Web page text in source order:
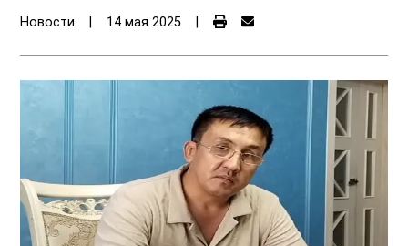
Новости 14 мая 2025